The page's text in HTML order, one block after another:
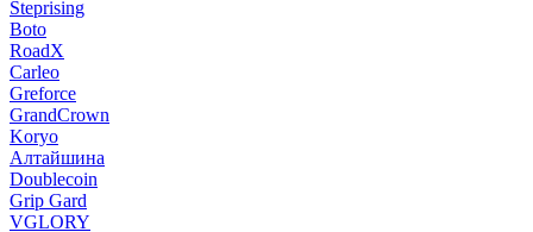
Steprising
Boto
RoadX
Carleo
Greforce
GrandCrown
Koryo
Алтайшина
Doublecoin
Grip Gard
VGLORY